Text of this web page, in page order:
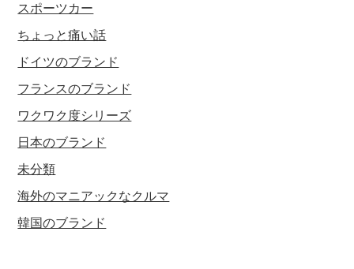
スポーツカー
ちょっと痛い話
ドイツのブランド
フランスのブランド
ワクワク度シリーズ
日本のブランド
未分類
海外のマニアックなクルマ
韓国のブランド